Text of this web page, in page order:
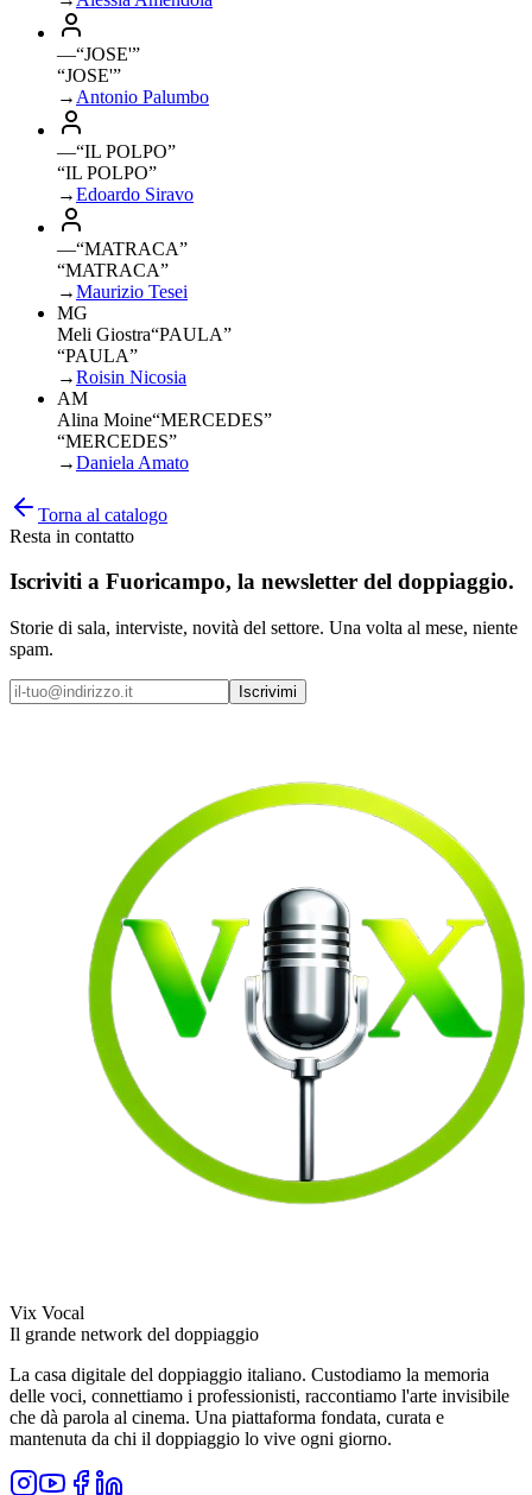
—“JOSE'”
“JOSE'”
→ Antonio Palumbo
—“IL POLPO”
“IL POLPO”
→Edoardo Siravo
—“MATRACA”
“MATRACA”
→Maurizio Tesei
MG
Meli Giostra“PAULA”
“PAULA”
→Roisin Nicosia
AM
Alina Moine“MERCEDES”
“MERCEDES”
→Daniela Amato
Torna al catalogo
Resta in contatto
Iscriviti a Fuoricampo, la newsletter del doppiaggio.
Storie di sala, interviste, novità del settore. Una volta al mese, niente
spam.
Iscrivimi
Vix Vocal
Il grande network del doppiaggio
La casa digitale del doppiaggio italiano. Custodiamo la memoria
delle voci, connettiamo i professionisti, raccontiamo l'arte invisibile
che dà parola al cinema. Una piattaforma fondata, curata e
mantenuta da chi il doppiaggio lo vive ogni giorno.